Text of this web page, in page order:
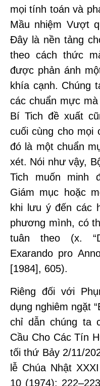
mọi tính toán và
Mầu nhiệm Vượt
Đây là nền tảng
theo cách thức
được phản ánh
khía cạnh. Chúng
các chuẩn mực
Bí Tich đề xuất
cuối cùng cho mọi
đó là một chuẩn
xét. Nói như vậy,
Tich muốn minh
Giám mục hoặc
khi lưu ý đến các
phương mình, có
tuân theo (x.
Exarando pro
[1984], 605).
Riêng đối với
dụng nghiêm ngặt
chỉ dẫn chúng ta
Cầu Cho Các Tín
tối thứ Bảy 2/11/
lễ Chúa Nhật
10 (1974):